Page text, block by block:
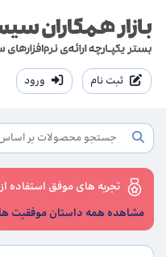
ثبت نام ورود
تجربه های موفق استفاده
مشاهده همه داستان موفقیت ها